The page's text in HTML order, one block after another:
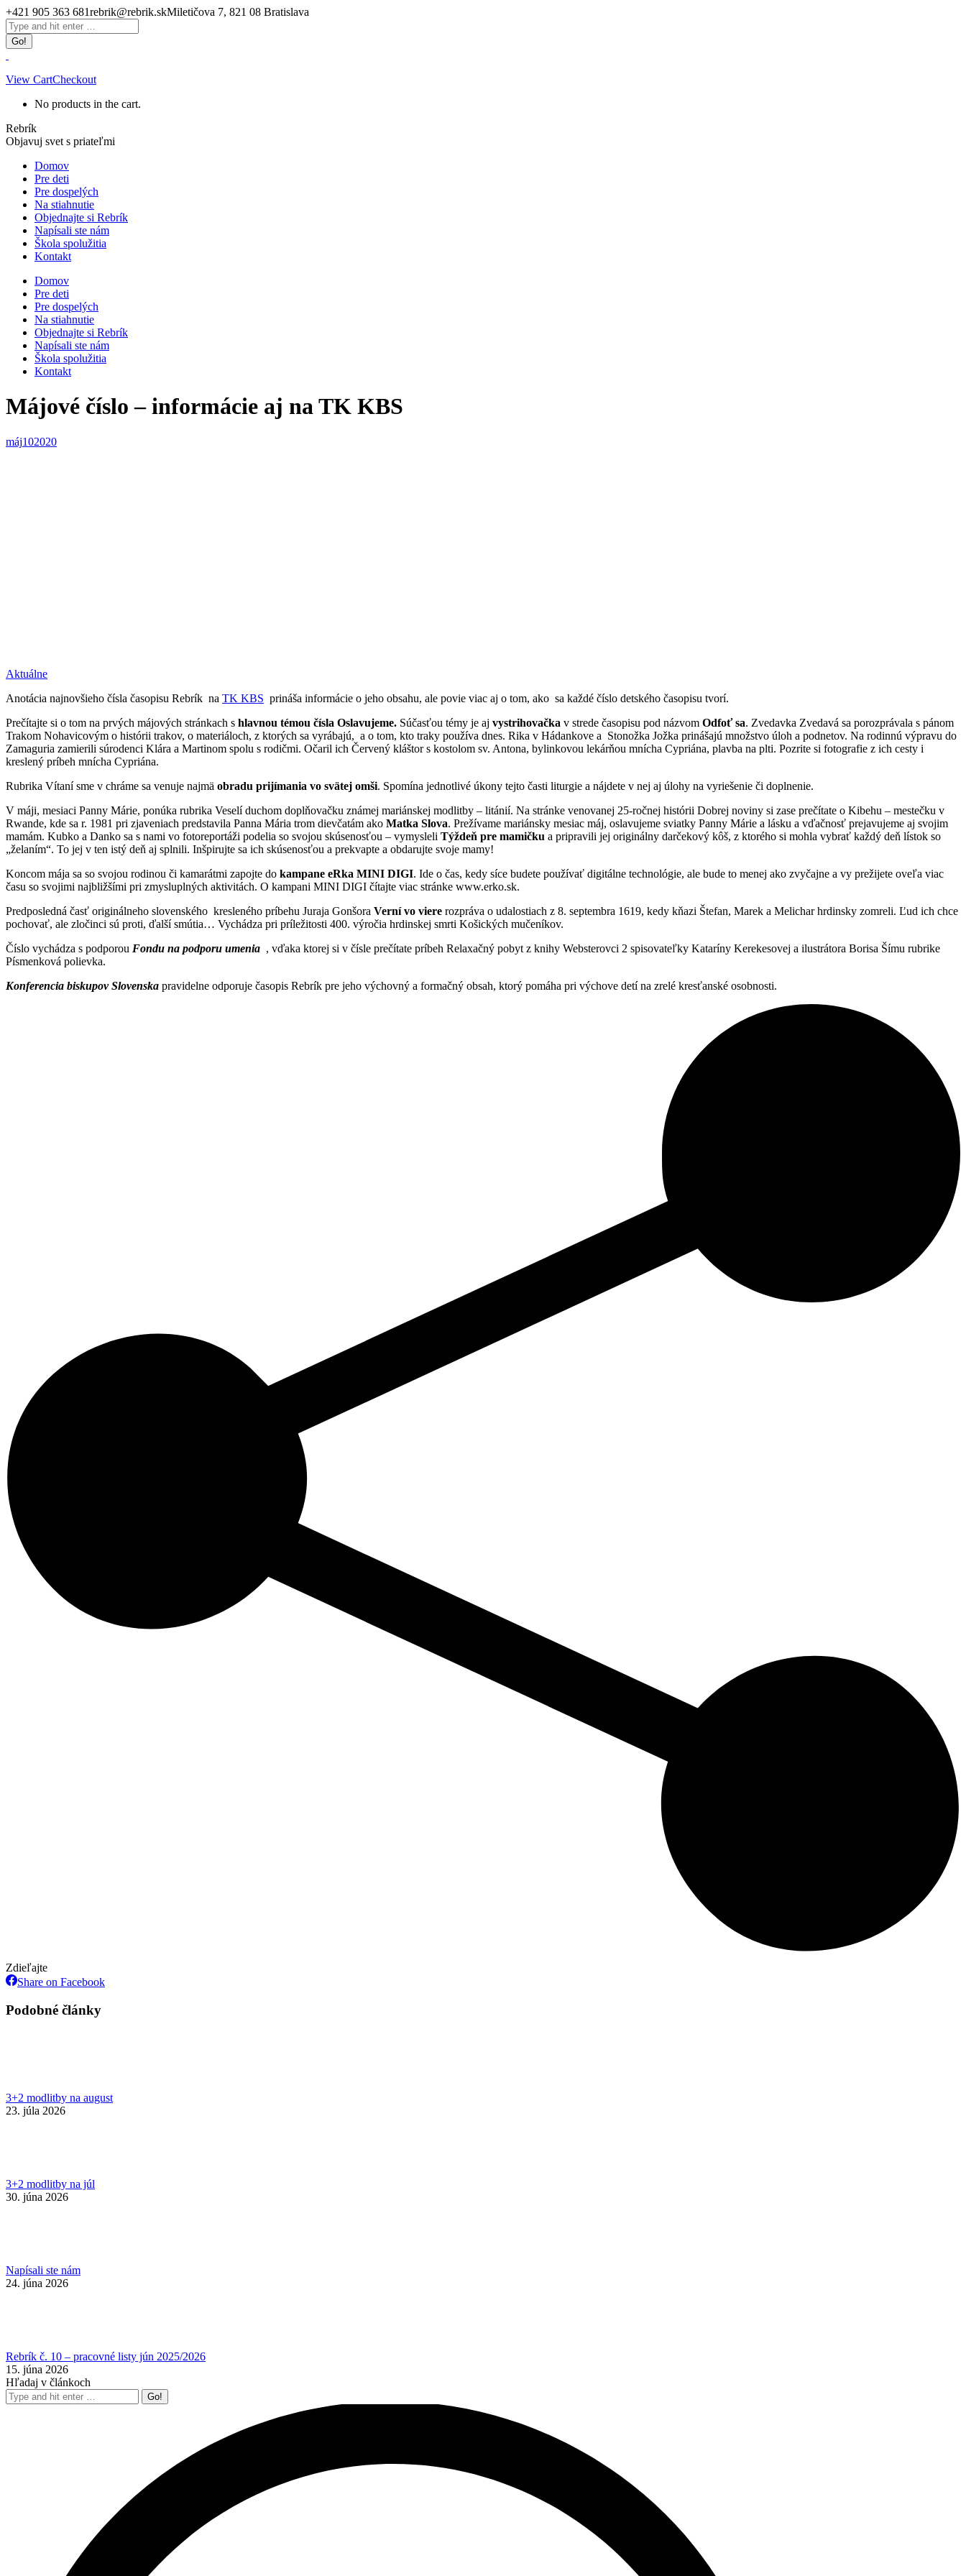
Skip
to
content
+421 905 363 681rebrik@rebrik.skMiletičova 7, 821 08 Bratislava
Facebook
page
opens
in
new
window
Search:
View CartCheckout
No products in the cart.
Rebrík
Objavuj svet s priateľmi
Domov
Pre deti
Pre dospelých
Na stiahnutie
Objednajte si Rebrík
Napísali ste nám
Škola spolužitia
Kontakt
Domov
Pre deti
Pre dospelých
Na stiahnutie
Objednajte si Rebrík
Napísali ste nám
Škola spolužitia
Kontakt
Májové číslo – informácie aj na TK KBS
máj102020
Aktuálne
Anotácia najnovšieho čísla časopisu Rebrík na TK KBS prináša informácie o jeho obsahu, ale povie viac aj o tom, ako sa každé číslo detského časopisu tvorí.
Prečítajte si o tom na prvých májových stránkach s hlavnou témou čísla Oslavujeme. Súčasťou témy je aj vystrihovačka v strede časopisu pod názvom Odfoť sa. Zvedavka Zvedavá sa porozprávala s pánom
Trakom Nohavicovým o histórii trakov, o materiáloch, z ktorých sa vyrábajú, a o tom, kto traky používa dnes. Rika v Hádankove a Stonožka Jožka prinášajú množstvo úloh a podnetov. Na rodinnú výpravu do
Zamaguria zamierili súrodenci Klára a Martinom spolu s rodičmi. Očaril ich Červený kláštor s kostolom sv. Antona, bylinkovou lekárňou mnícha Cypriána, plavba na plti. Pozrite si fotografie z ich cesty i
kreslený príbeh mnícha Cypriána.
Rubrika Vítaní sme v chráme sa venuje najmä obradu prijímania vo svätej omši. Spomína jednotlivé úkony tejto časti liturgie a nájdete v nej aj úlohy na vyriešenie či doplnenie.
V máji, mesiaci Panny Márie, ponúka rubrika Veselí duchom doplňovačku známej mariánskej modlitby – litánií. Na stránke venovanej 25-ročnej histórii Dobrej noviny si zase prečítate o Kibehu – mestečku v
Rwande, kde sa r. 1981 pri zjaveniach predstavila Panna Mária trom dievčatám ako Matka Slova. Prežívame mariánsky mesiac máj, oslavujeme sviatky Panny Márie a lásku a vďačnosť prejavujeme aj svojim
mamám. Kubko a Danko sa s nami vo fotoreportáži podelia so svojou skúsenosťou – vymysleli Týždeň pre mamičku a pripravili jej originálny darčekový kôš, z ktorého si mohla vybrať každý deň lístok so
„želaním“. To jej v ten istý deň aj splnili. Inšpirujte sa ich skúsenosťou a prekvapte a obdarujte svoje mamy!
Koncom mája sa so svojou rodinou či kamarátmi zapojte do kampane eRka MINI DIGI. Ide o čas, kedy síce budete používať digitálne technológie, ale bude to menej ako zvyčajne a vy prežijete oveľa viac
času so svojimi najbližšími pri zmysluplných aktivitách. O kampani MINI DIGI čítajte viac stránke www.erko.sk.
Predposledná časť originálneho slovenského kresleného príbehu Juraja Gonšora Verní vo viere rozpráva o udalostiach z 8. septembra 1619, kedy kňazi Štefan, Marek a Melichar hrdinsky zomreli. Ľud ich chce
pochovať, ale zločinci sú proti, ďalší smútia… Vychádza pri príležitosti 400. výročia hrdinskej smrti Košických mučeníkov.
Číslo vychádza s podporou Fondu na podporu umenia , vďaka ktorej si v čísle prečítate príbeh Relaxačný pobyt z knihy Websterovci 2 spisovateľky Kataríny Kerekesovej a ilustrátora Borisa Šímu rubrike
Písmenková polievka.
Konferencia biskupov Slovenska pravidelne odporuje časopis Rebrík pre jeho výchovný a formačný obsah, ktorý pomáha pri výchove detí na zrelé kresťanské osobnosti.
Zdieľajte
Share on FacebookShare
Podobné články
3+2 modlitby na august
23. júla 2026
3+2 modlitby na júl
30. júna 2026
Napísali ste nám
24. júna 2026
Rebrík č. 10 – pracovné listy jún 2025/2026
15. júna 2026
Hľadaj v článkoch
Search: